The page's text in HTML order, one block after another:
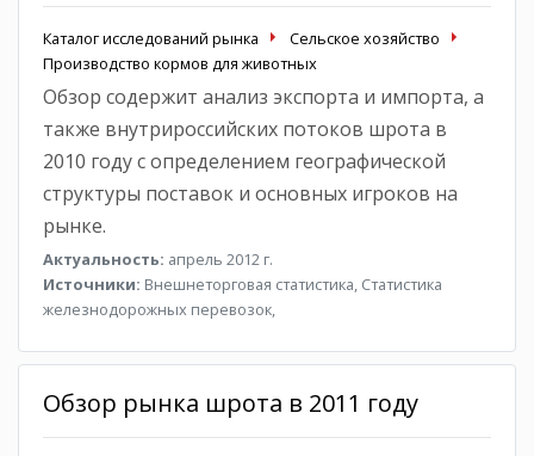
Каталог исследований рынка
Сельское хозяйство
Производство кормов для животных
Обзор содержит анализ экспорта и импорта, а
также внутрироссийских потоков шрота в
2010 году с определением географической
структуры поставок и основных игроков на
рынке.
Актуальность: апрель 2012 г.
Источники: Внешнеторговая статистика, Статистика
железнодорожных перевозок,
Обзор рынка шрота в 2011 году